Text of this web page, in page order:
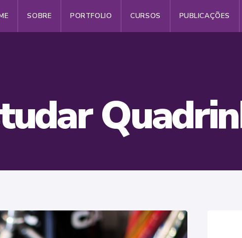
SOBRE PORTFOLIO CURSOS PUBLICAÇÕES